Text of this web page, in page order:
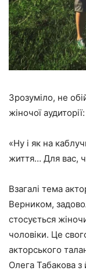
Зрозуміло, не
жіночої аудиторії:
«Ну і як на
життя… Для вас,
Взагалі тема
Верником,
стосується
чоловіки. Це
акторського
Олега Табакова